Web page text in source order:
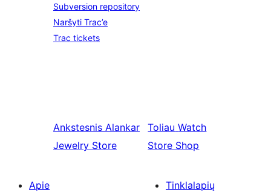
Subversion repository
Naršyti Trac’e
Trac tickets
Ankstesnis Alankar
Jewelry Store
Toliau Watch
Store Shop
Apie
Tinklalapių